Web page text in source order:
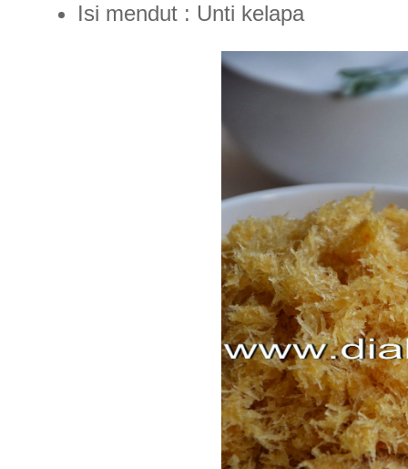
Isi mendut : Unti kelapa